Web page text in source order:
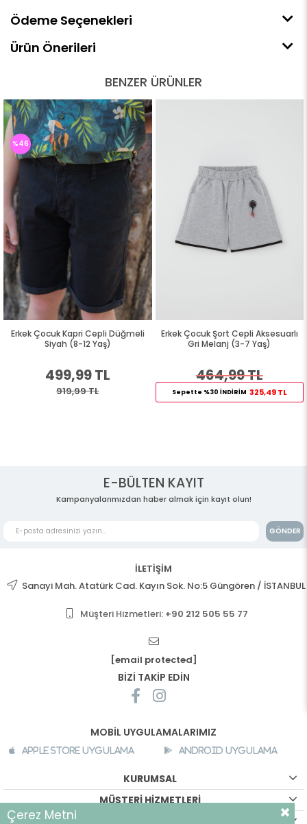
Ödeme Seçenekleri
Ürün Önerileri
BENZER ÜRÜNLER
Erkek Çocuk Kapri Cepli Düğmeli
Siyah (8-12 Yaş)
499,99 TL
919,99 TL
%46
Erkek Çocuk Şort Cepli Aksesuarlı
Gri Melanj (3-7 Yaş)
464,99 TL
Sepette %30 İNDİRİM 325,49 TL
E-BÜLTEN KAYIT
Kampanyalarımızdan haber almak için kayıt olun!
GÖNDER
İLETİŞİM
Sanayi Mah. Atatürk Cad. Kayın Sok. No:5 Güngören / İSTANBUL
Müşteri Hizmetleri: +90 212 505 55 77
[email protected]
BİZİ TAKİP EDİN
MOBİL UYGULAMALARIMIZ
Apple Store Uygulama Android Uygulama
KURUMSAL
MÜŞTERİ HİZMETLERİ
Çerez Metni